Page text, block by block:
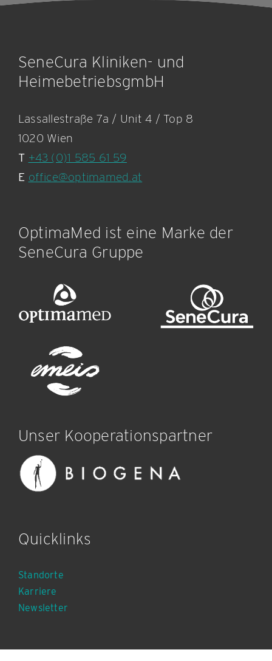
SeneCura Kliniken- und
HeimebetriebsgmbH
Lassallestraße 7a / Unit 4 / Top 8
1020 Wien
T +43 (0)1 585 61 59
E office@optimamed.at
OptimaMed ist eine Marke der
SeneCura Gruppe
Unser Kooperationspartner
Quicklinks
Standorte
Karriere
Newsletter